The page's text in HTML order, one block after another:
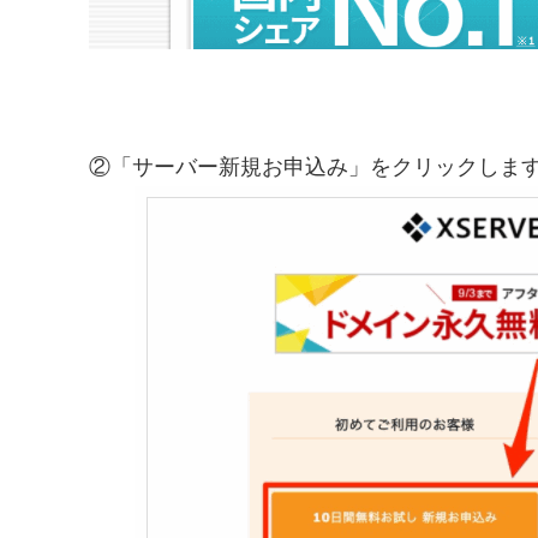
②「サーバー新規お申込み」をクリックしま